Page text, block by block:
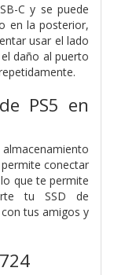
C y se puede
en la posterior,
usar el lado
daño al puerto
PS5 en
conectar
que te permite
tu SSD de
tus amigos y